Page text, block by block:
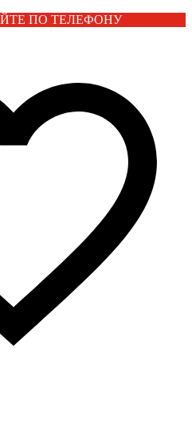
ПО ТЕЛЕФОНУ